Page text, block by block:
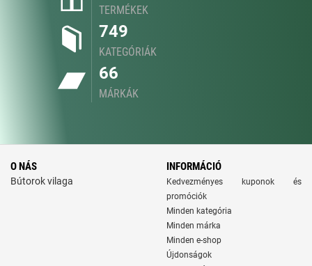
TERMÉKEK
749
KATEGÓRIÁK
66
MÁRKÁK
O NÁS
Bútorok vilaga
INFORMÁCIÓ
Kedvezményes kuponok és
promóciók
Minden kategória
Minden márka
Minden e-shop
Újdonságok